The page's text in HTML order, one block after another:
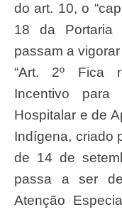
do art. 10, o
18 da Portaria
passam a
“Art. 2º Fica
Incentivo para
Hospitalar e de
Indígena, criado
de 14 de
passa a ser
Atenção